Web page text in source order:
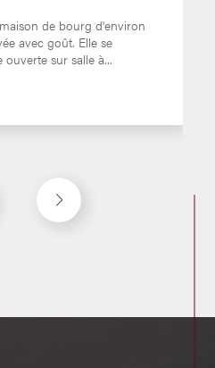
de bourg d'environ
avec goût. Elle se
sur salle à...